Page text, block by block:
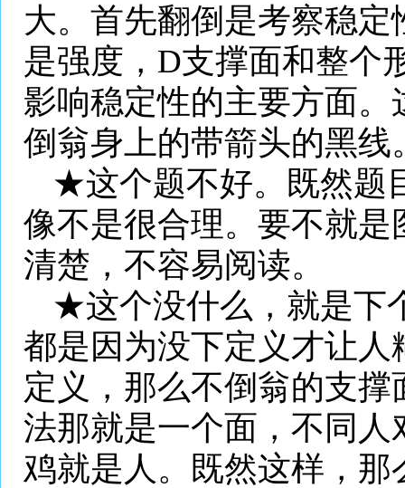
大。首先翻倒是考察稳定
是强度， D支撑面和整个
影响稳定性的主要方面。
倒翁身上的带箭头的黑线
★这个题不好。既然题
像不是很合理。要不就
清楚，不容易阅读。
★这个没什么，就是下
都是因为没下定义才让
定义，那么不倒翁的支
法那就是一个面，不同
鸡就是人。既然这样，